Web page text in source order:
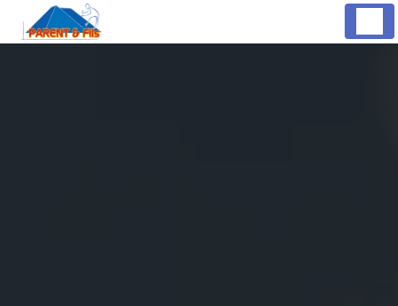
Panneau de gestion des cookies